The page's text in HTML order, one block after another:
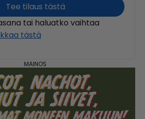
Tee tilaus tästä
tai haluatko vaihtaa
tästä